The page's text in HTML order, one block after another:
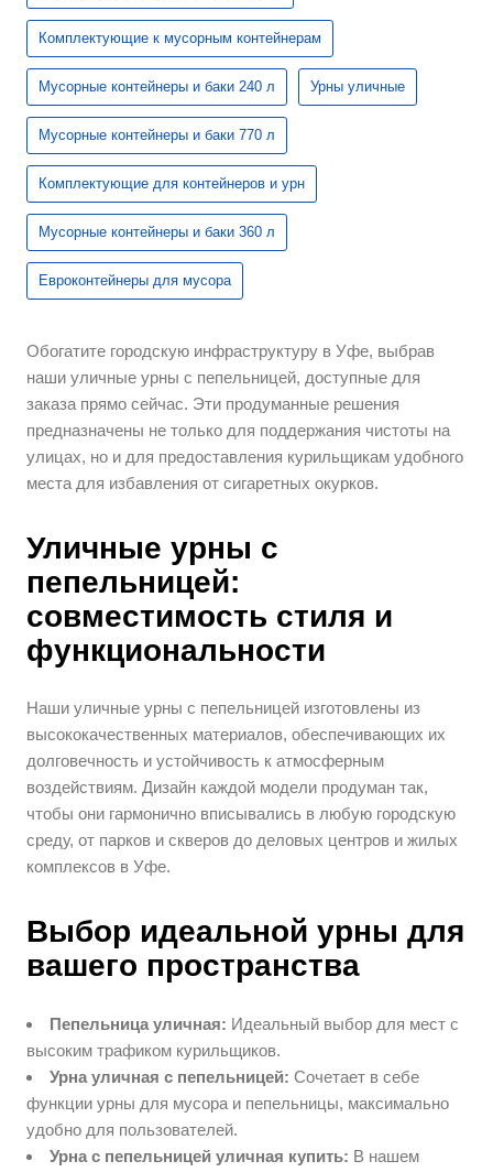
Комплектующие к мусорным контейнерам
Мусорные контейнеры и баки 240 л Урны уличные
Мусорные контейнеры и баки 770 л
Комплектующие для контейнеров и урн
Мусорные контейнеры и баки 360 л
Евроконтейнеры для мусора
Обогатите городскую инфраструктуру в Уфе, выбрав
наши уличные урны с пепельницей, доступные для
заказа прямо сейчас. Эти продуманные решения
предназначены не только для поддержания чистоты на
улицах, но и для предоставления курильщикам удобного
места для избавления от сигаретных окурков.
Уличные урны с
пепельницей:
совместимость стиля и
функциональности
Наши уличные урны с пепельницей изготовлены из
высококачественных материалов, обеспечивающих их
долговечность и устойчивость к атмосферным
воздействиям. Дизайн каждой модели продуман так,
чтобы они гармонично вписывались в любую городскую
среду, от парков и скверов до деловых центров и жилых
комплексов в Уфе.
Выбор идеальной урны для
вашего пространства
Пепельница уличная: Идеальный выбор для мест с
высоким трафиком курильщиков.
Урна уличная с пепельницей: Сочетает в себе
функции урны для мусора и пепельницы, максимально
удобно для пользователей.
Урна с пепельницей уличная купить: В нашем